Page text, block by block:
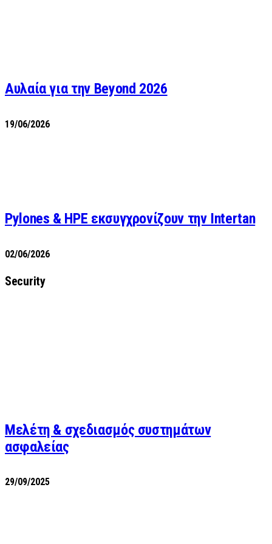
Αυλαία για την Beyond 2026
19/06/2026
Pylones & HPE εκσυγχρονίζουν την Intertan
02/06/2026
Security
Μελέτη & σχεδιασμός συστημάτων
ασφαλείας
29/09/2025